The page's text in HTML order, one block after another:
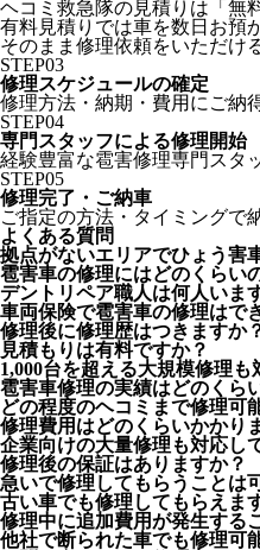
ヘコミ救急隊の見積りは「無
有料見積りでは車を数日お預
そのまま修理依頼をいただけ
STEP03
修理スケジュールの確定
修理方法・納期・費用にご納
STEP04
専門スタッフによる修理開始
経験豊富な雹害修理専門スタ
STEP05
修理完了・ご納車
ご指定の方法・タイミングで
よくある質問
拠点がないエリアでひょう害
雹害車の修理にはどのくらい
デントリペア職人は何人いま
車両保険で雹害車の修理はで
修理後に修理歴はつきますか
見積もりは有料ですか？
1,000台を超える大規模修理も
雹害車修理の実績はどのくら
どの程度のヘコミまで修理可
修理費用はどのくらいかかり
企業向けの大量修理も対応し
修理後の保証はありますか？
急いで修理してもらうことは
古い車でも修理してもらえま
修理中に追加費用が発生する
他社で断られた車でも修理可